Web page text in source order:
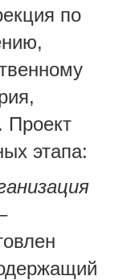
по
Проект
этапа: